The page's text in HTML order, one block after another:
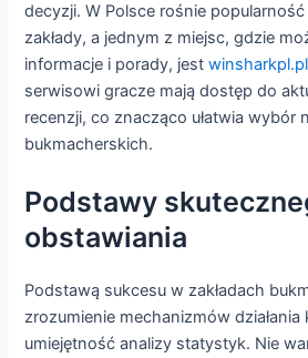
decyzji. W Polsce rośnie
zakłady, a jednym z miejsc, gdzie
informacje i porady, jestwinsharkpl.pl
serwisowi gracze mają dostęp do
recenzji, co znacząco ułatwia wybór
bukmacherskich.
Podstawy
obstawiania
Podstawą sukcesu w zakładach
zrozumienie mechanizmów działania
umiejętność analizy statystyk. Nie